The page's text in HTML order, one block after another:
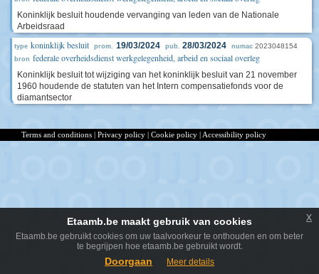
Koninklijk besluit houdende vervanging van leden van de Nationale
Arbeidsraad
type koninklijk besluit prom. 19/03/2024 pub. 28/03/2024 numac 2023048154
bron federale overheidsdienst werkgelegenheid, arbeid en sociaal overleg
Koninklijk besluit tot wijziging van het koninklijk besluit van 21 november
1960 houdende de statuten van het Intern compensatiefonds voor de
diamantsector
Terms and conditions | Privacy policy | Cookie policy | Accessibility policy
Etaamb.be maakt gebruik van cookies
Etaamb.be gebruikt cookies om uw taalvoorkeur te onthouden en om beter
te begrijpen hoe etaamb.be gebruikt wordt.
Doorgaan Meer details
x